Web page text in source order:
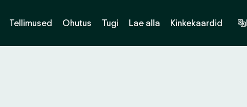
Tellimused Ohutus Tugi Lae alla Kinkekaardid